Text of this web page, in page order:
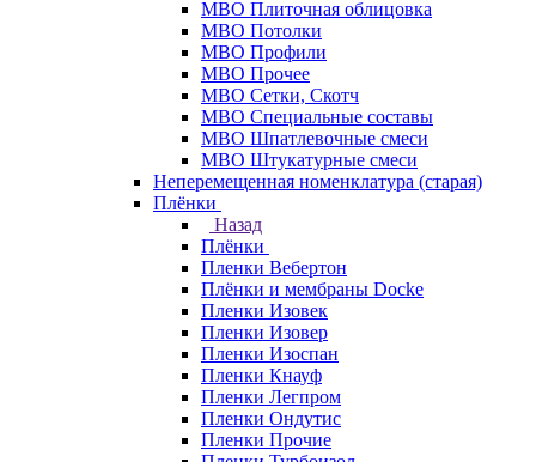
МВО Плиточная облицовка
МВО Потолки
МВО Профили
МВО Прочее
МВО Сетки, Скотч
МВО Специальные составы
МВО Шпатлевочные смеси
МВО Штукатурные смеси
Неперемещенная номенклатура (старая)
Плёнки
Назад
Плёнки
Пленки Вебертон
Плёнки и мембраны Docke
Пленки Изовек
Пленки Изовер
Пленки Изоспан
Пленки Кнауф
Пленки Легпром
Пленки Ондутис
Пленки Прочие